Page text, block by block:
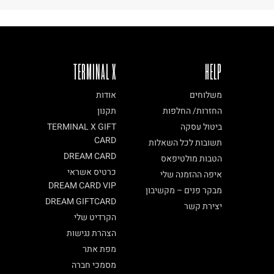
TERMINAL X
אודות
תקנון
TERMINAL X GIFT
CARD
DREAM CARD
כרטיס אשראי
DREAM CARD VIP
DREAM GIFTCARD
הקרדיט שלי
הצהרת נגישות
מפת אתר
מסמכי חברה
HELP
משלוחים
החזרות/ החלפות
ביטול עסקה
תשובות לכל השאלות
הטבות מולטיפאס
איפה ההזמנה שלי
מבקר פנים – מקשיבון
יצירת קשר